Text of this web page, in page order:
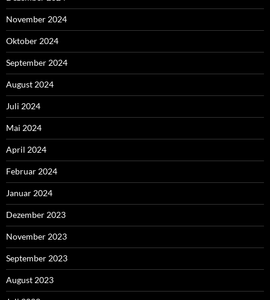
November 2024
Oktober 2024
September 2024
August 2024
Juli 2024
Mai 2024
April 2024
Februar 2024
Januar 2024
Dezember 2023
November 2023
September 2023
August 2023